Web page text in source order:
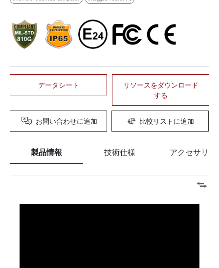
データシート
リソースをダウンロード
する
お問い合わせに追加 比較リストに追加
製品情報 技術仕様 アクセサリー